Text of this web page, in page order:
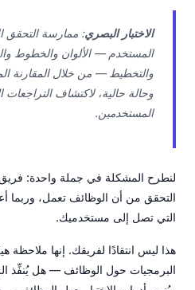
الاختبار البصري: ممارسة التحقق
المستخدم — الألوان والخطوط
والتخطيط — من خلال المقارنة
وحالة حالية، لاكتشاف
المستخدمين.
التحقق من أن الوظائف تعمل، وربما
التي تصل إلى مستخدميك.
هذا ليس انتقادًا لفريقك. إنها ملاحظة
البرمجيات حول الوظائف — هل يُنفِّذ